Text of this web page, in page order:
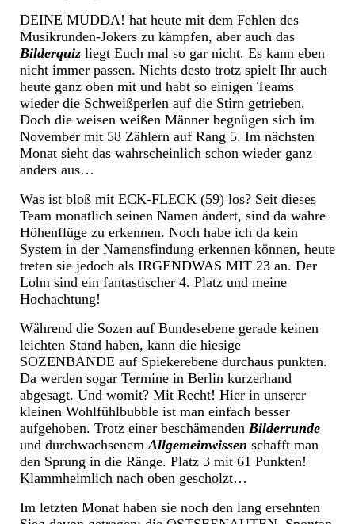
DEINE MUDDA! hat heute mit dem Fehlen des
Musikrunden-Jokers zu kämpfen, aber auch das
Bilderquiz liegt Euch mal so gar nicht. Es kann eben
nicht immer passen. Nichts desto trotz spielt Ihr auch
heute ganz oben mit und habt so einigen Teams
wieder die Schweißperlen auf die Stirn getrieben.
Doch die weisen weißen Männer begnügen sich im
November mit 58 Zählern auf Rang 5. Im nächsten
Monat sieht das wahrscheinlich schon wieder ganz
anders aus…
Was ist bloß mit ECK-FLECK (59) los? Seit dieses
Team monatlich seinen Namen ändert, sind da wahre
Höhenflüge zu erkennen. Noch habe ich da kein
System in der Namensfindung erkennen können, heute
treten sie jedoch als IRGENDWAS MIT 23 an. Der
Lohn sind ein fantastischer 4. Platz und meine
Hochachtung!
Während die Sozen auf Bundesebene gerade keinen
leichten Stand haben, kann die hiesige
SOZENBANDE auf Spiekerebene durchaus punkten.
Da werden sogar Termine in Berlin kurzerhand
abgesagt. Und womit? Mit Recht! Hier in unserer
kleinen Wohlfühlbubble ist man einfach besser
aufgehoben. Trotz einer beschämenden Bilderrunde
und durchwachsenemAllgemeinwissen schafft man
den Sprung in die Ränge. Platz 3 mit 61 Punkten!
Klammheimlich nach oben gescholzt…
Im letzten Monat haben sie noch den lang ersehnten